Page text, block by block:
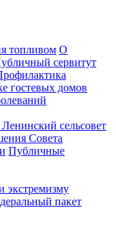
топливом О
сервитут
гостевых домов
сельсовет
Совета
Публичные
экстремизму
пакет